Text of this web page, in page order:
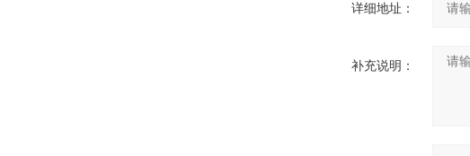
详细地址：
补充说明：